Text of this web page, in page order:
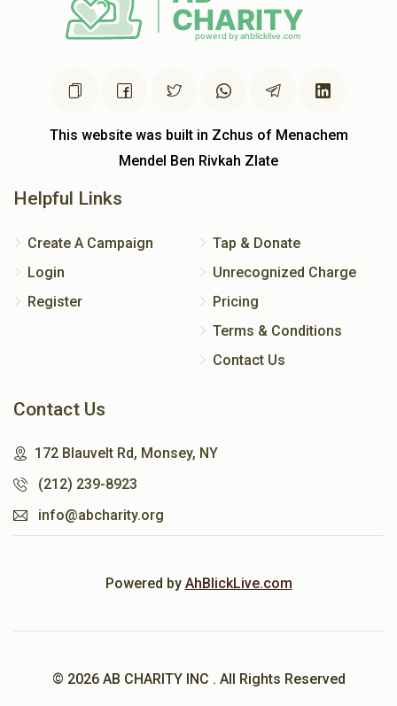
This website was built in Zchus of Menachem
Mendel Ben Rivkah Zlate
Helpful Links
Create A Campaign
Login
Register
Tap & Donate
Unrecognized Charge
Pricing
Terms & Conditions
Contact Us
Contact Us
172 Blauvelt Rd, Monsey, NY
(212) 239-8923
info@abcharity.org
Powered by AhBlickLive.com
© 2026 AB CHARITY INC . All Rights Reserved